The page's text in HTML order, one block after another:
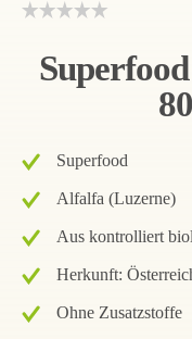
Superfood
Alfalfa (Luzerne)
Aus kontrolliert
Herkunft:
Ohne Zusatzstoffe